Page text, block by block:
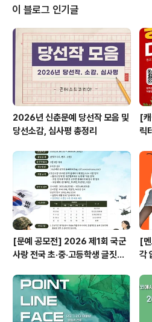
또는 기술을 상상하여 제안합니다. 👉 발표일
8(금) 콘코 홈페이지에 공지⭐응모시 기입하신
호로 기프티콘 발송드립니다. 👉 상 품1위: 스
드교환권 2만원권​(1명)2위: 스타벅스 아메리
프티콘(20명) 👉 주최.주관..
이 블로그 인기글
2026년 신춘문예 당선작 모음 및
당선소감, 심사평 총정리
[
릭
[문예 공모전] 2026 제1회 국군
사랑 전국 초·중·고등학생 글짓기
[
각